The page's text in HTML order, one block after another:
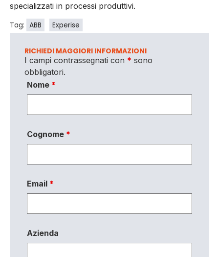
specializzati in processi produttivi.
Tag: ABB Experise
RICHIEDI MAGGIORI INFORMAZIONI
I campi contrassegnati con * sono
obbligatori.
Nome *
Cognome *
Email *
Azienda